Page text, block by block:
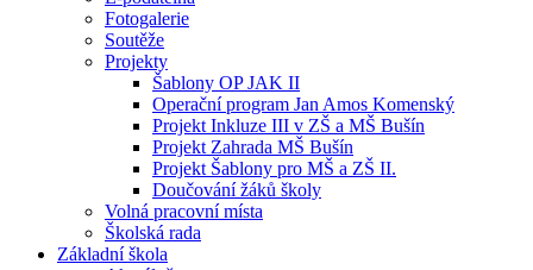
Fotogalerie
Soutěže
Projekty
Šablony OP JAK II
Operační program Jan Amos Komenský
Projekt Inkluze III v ZŠ a MŠ Bušín
Projekt Zahrada MŠ Bušín
Projekt Šablony pro MŠ a ZŠ II.
Doučování žáků školy
Volná pracovní místa
Školská rada
Základní škola